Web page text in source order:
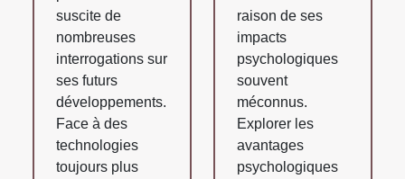
suscite de
nombreuses
interrogations sur
ses futurs
développements.
Face à des
technologies
toujours plus
raison de ses
impacts
psychologiques
souvent
méconnus.
Explorer les
avantages
psychologiques